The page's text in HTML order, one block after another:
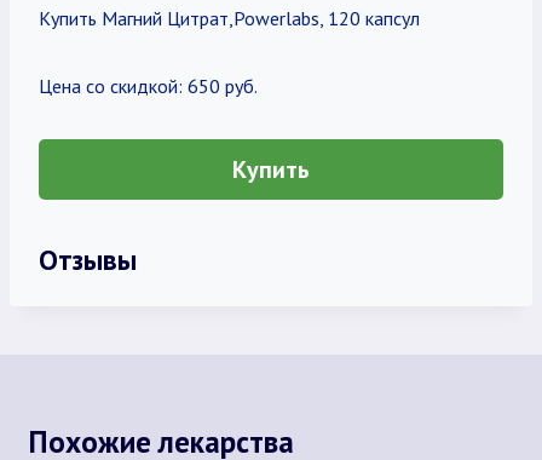
Купить Магний Цитрат,Powerlabs, 120 капсул
Цена со скидкой: 650 руб.
Купить
Отзывы
Похожие лекарства